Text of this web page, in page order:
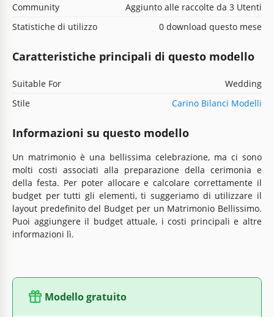
Community
Aggiunto alle raccolte da 3 Utenti
Statistiche di utilizzo
0 download questo mese
Caratteristiche principali di questo modello
Suitable For
Wedding
Stile
Carino Bilanci Modelli
Informazioni su questo modello
Un matrimonio è una bellissima celebrazione, ma ci sono
molti costi associati alla preparazione della cerimonia e
della festa. Per poter allocare e calcolare correttamente il
budget per tutti gli elementi, ti suggeriamo di utilizzare il
layout predefinito del Budget per un Matrimonio Bellissimo.
Puoi aggiungere il budget attuale, i costi principali e altre
informazioni lì.
Modello gratuito